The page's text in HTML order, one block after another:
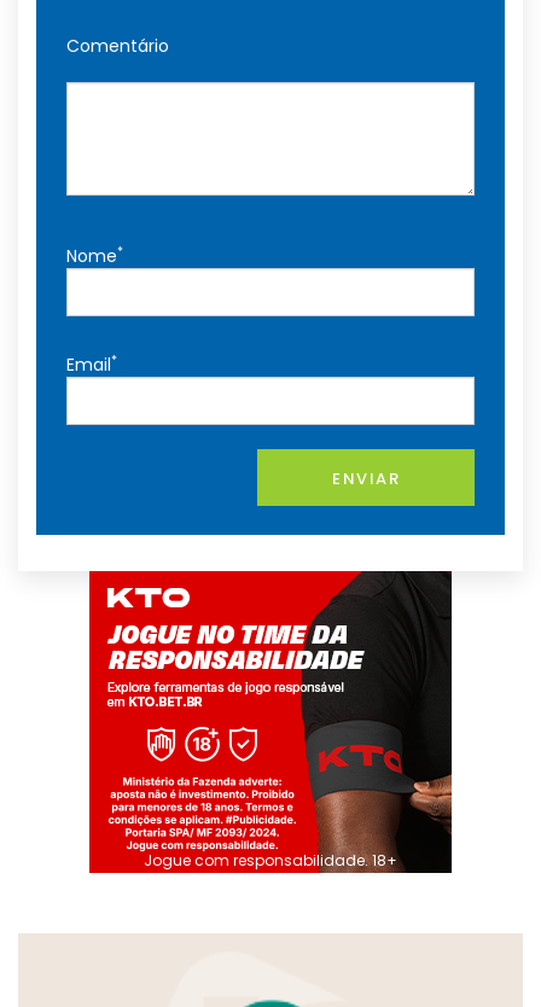
Comentário
Nome*
Email*
ENVIAR
Jogue com responsabilidade. 18+